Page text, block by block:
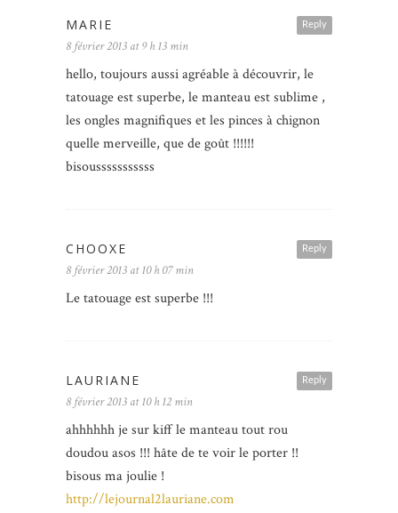
Reply
MARIE
8 février 2013 at 9 h 13 min
hello, toujours aussi agréable à découvrir, le
tatouage est superbe, le manteau est sublime ,
les ongles magnifiques et les pinces à chignon
quelle merveille, que de goût !!!!!!
bisousssssssssss
Reply
CHOOXE
8 février 2013 at 10 h 07 min
Le tatouage est superbe !!!
Reply
LAURIANE
8 février 2013 at 10 h 12 min
ahhhhhh je sur kiff le manteau tout rou
doudou asos !!! hâte de te voir le porter !!
bisous ma joulie !
http://lejournal2lauriane.com